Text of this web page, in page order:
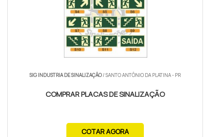
SIG INDUSTRIA DE SINALIZAÇÃO/ SANTO ANTÔNIO DA PLATINA - PR
COMPRAR PLACAS DE SINALIZAÇÃO
COTAR AGORA